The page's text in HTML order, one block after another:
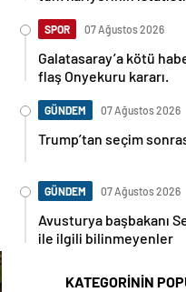
SPOR 07 Ağustos 2026
Galatasaray’a kötü
flaş Onyekuru kararı.
GÜNDEM 07 Ağustos 2026
Trump’tan seçim
GÜNDEM 07 Ağustos 2026
Avusturya başbakanı
ile ilgili bilinmeyenler
KATEGORİNİN